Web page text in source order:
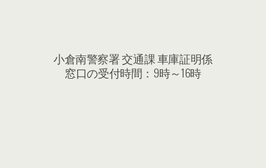
小倉南警察署 交通課 車庫証明係
窓口の受付時間：9時～16時